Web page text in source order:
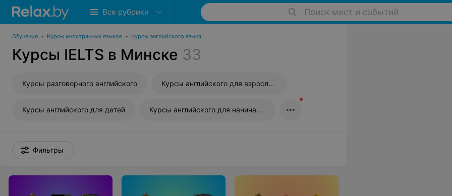
Все рубрики Поиск мест и событий
Обучение • Курсы иностранных языков • Курсы английского языка
Курсы IELTS в Минске 33
Курсы разговорного английского Курсы английского для взрослых
Курсы английского для детей Курсы английского для начинающих
Фильтры